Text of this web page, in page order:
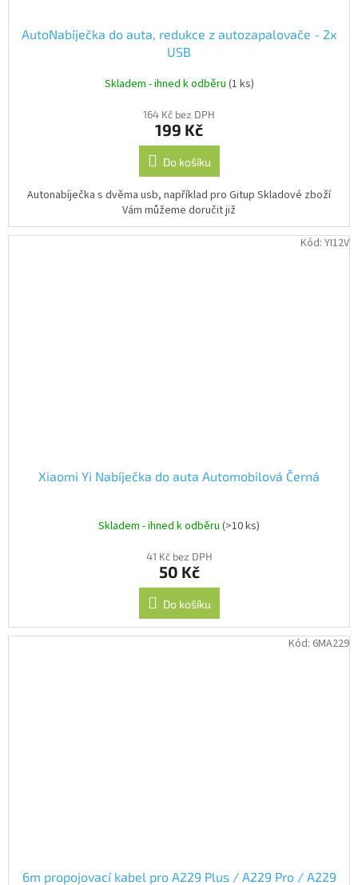
AutoNabíječka do auta, redukce z autozapalovače - 2x
USB
Skladem - ihned k odběru (1 ks)
164 Kč bez DPH
199 Kč
Do košíku
Autonabíječka s dvěma usb, například pro Gitup Skladové zboží
Vám můžeme doručit již
Xiaomi Yi Nabíječka do auta Automobilová Černá
Skladem - ihned k odběru (>10 ks)
41 Kč bez DPH
50 Kč
Do košíku
Kód: YI12V
6m propojovací kabel pro A229 Plus / A229 Pro / A229
Kód: 6MA229